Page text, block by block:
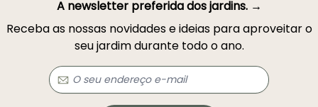
A newsletter preferida dos jardins. →
Receba as nossas novidades e ideias para aproveitar o
seu jardim durante todo o ano.